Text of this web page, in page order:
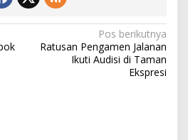
Pos berikutnya
Ratusan Pengamen Jalanan
Ikuti Audisi di Taman
Ekspresi